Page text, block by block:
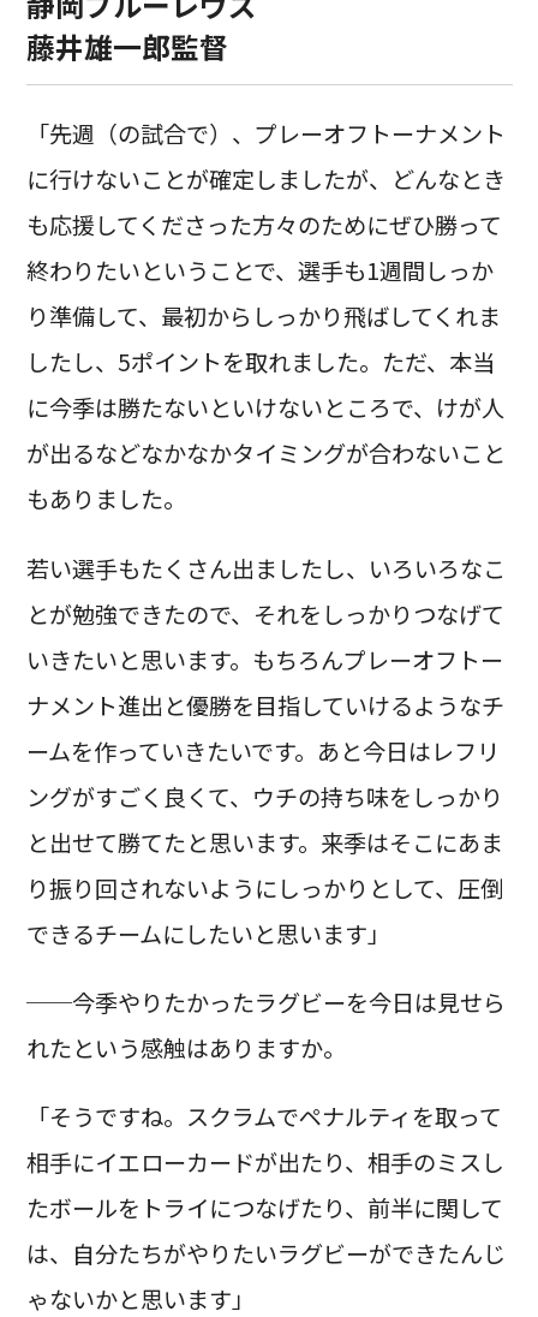
藤井雄一郎監督
「先週（の試合で）、プレーオフトーナメント
に行けないことが確定しましたが、どんなとき
も応援してくださった方々のためにぜひ勝って
終わりたいということで、選手も1週間しっか
り準備して、最初からしっかり飛ばしてくれま
したし、5ポイントを取れました。ただ、本当
に今季は勝たないといけないところで、けが人
が出るなどなかなかタイミングが合わないこと
もありました。
若い選手もたくさん出ましたし、いろいろなこ
とが勉強できたので、それをしっかりつなげて
いきたいと思います。もちろんプレーオフトー
ナメント進出と優勝を目指していけるようなチ
ームを作っていきたいです。あと今日はレフリ
ングがすごく良くて、ウチの持ち味をしっかり
と出せて勝てたと思います。来季はそこにあま
り振り回されないようにしっかりとして、圧倒
できるチームにしたいと思います」
──今季やりたかったラグビーを今日は見せら
れたという感触はありますか。
「そうですね。スクラムでペナルティを取って
相手にイエローカードが出たり、相手のミスし
たボールをトライにつなげたり、前半に関して
は、自分たちがやりたいラグビーができたんじ
ゃないかと思います」